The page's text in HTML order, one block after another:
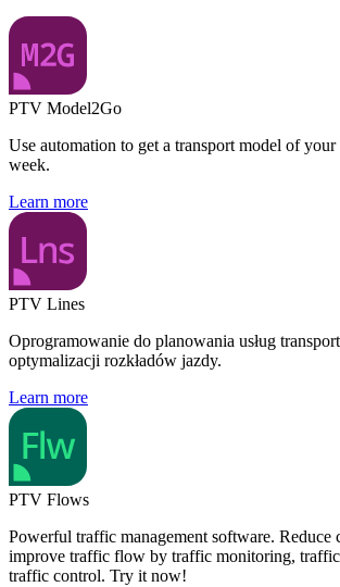
PTV Model2Go
Use automation to get a transport model of
week.
Learn more
PTV Lines
Oprogramowanie do planowania usług
optymalizacji rozkładów jazdy.
Learn more
PTV Flows
Powerful traffic management software. Reduce
improve traffic flow by traffic monitoring,
traffic control. Try it now!